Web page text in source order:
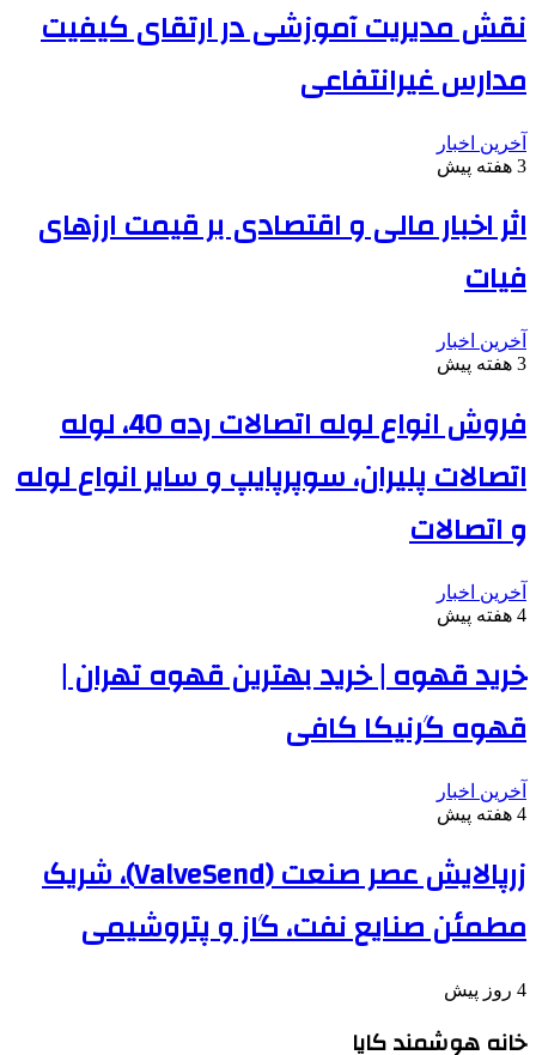
نقش مدیریت آموزشی در ارتقای کیفیت
مدارس غیرانتفاعی
آخرین اخبار
3 هفته پیش
اثر اخبار مالی و اقتصادی بر قیمت ارزهای
فیات
آخرین اخبار
3 هفته پیش
فروش انواع لوله اتصالات رده 40، لوله
اتصالات پلیران، سوپرپایپ و سایر انواع لوله
و اتصالات
آخرین اخبار
4 هفته پیش
خرید قهوه | خرید بهترین قهوه تهران |
قهوه گرنیکا کافی
آخرین اخبار
4 هفته پیش
زرپالایش عصر صنعت (ValveSend)، شریک
مطمئن صنایع نفت، گاز و پتروشیمی
4 روز پیش
خانه هوشمند کایا